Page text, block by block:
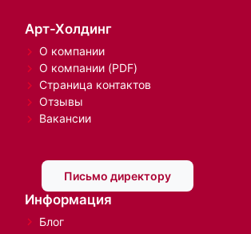
Арт-Холдинг
О компании
О компании (PDF)
Страница контактов
Отзывы
Вакансии
Письмо директору
Информация
Блог